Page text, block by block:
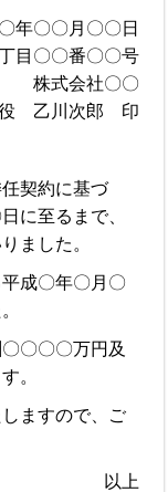
年〇〇月〇〇日
目〇〇番〇〇号
株式会社〇〇
役 乙川次郎 印
契約に基づ
に至るまで、
ました。
成〇年〇月〇
〇〇〇万円及
。
ますので、ご
以上